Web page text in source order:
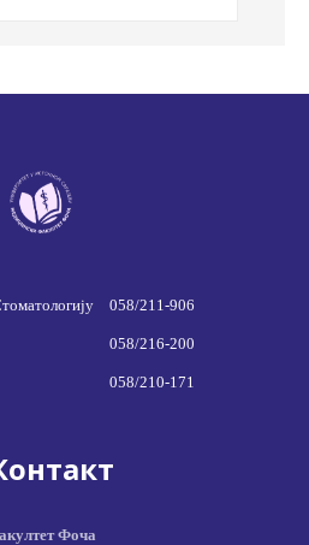
058/211-906
058/216-200
058/210-171
Фоча